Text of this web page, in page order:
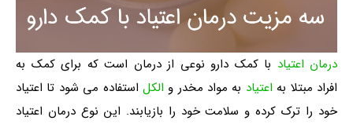
درمان اعتیاد با کمک دارو نوعی از درمان است که برای کمک به
افراد مبتلا به اعتیاد به مواد مخدر و الکل استفاده می شود تا اعتیاد
خود را ترک کرده و سلامت خود را بازیابند. این نوع درمان اعتیاد